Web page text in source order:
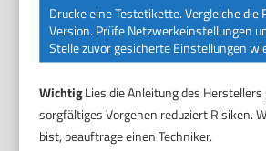
Drucke eine Testetikette. Vergleiche die
Version. Prüfe Netzwerkeinstellungen
Stelle zuvor gesicherte Einstellungen
WichtigLies die Anleitung des Herstellers
sorgfältiges Vorgehen reduziert Risiken.
bist, beauftrage einen Techniker.